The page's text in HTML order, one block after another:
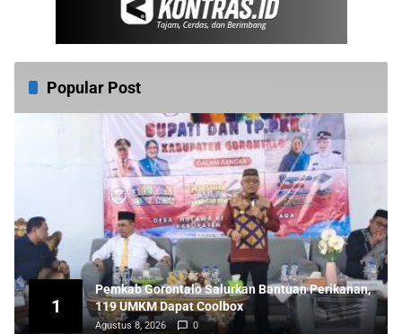
Popular Post
1
Pemkab Gorontalo Salurkan Bantuan Perikanan,
119 UMKM Dapat Coolbox
Agustus 8, 2026 0